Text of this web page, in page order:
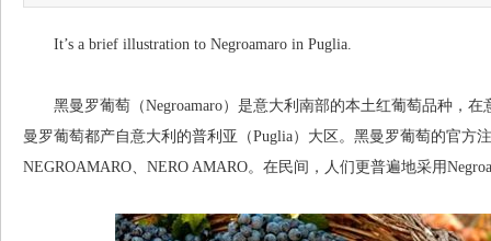
It’s a brief illustration to Negroamaro in Puglia.
黑曼罗葡萄（Negroamaro）是意大利南部的本土红葡萄品种，在
曼罗葡萄都产自意大利的普利亚（Puglia）大区。黑曼罗葡萄的官方
NEGROAMARO、NERO AMARO。在民间，人们更普遍地采用